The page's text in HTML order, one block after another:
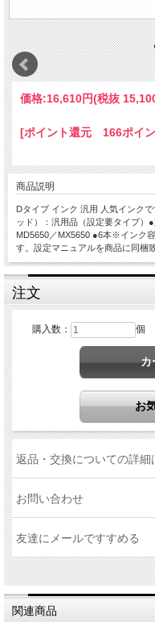
価格:16,610円(税抜
[ポイント還元 166ポイ
商品説明
Dタイプ インク 汎用 人気インク
ッド）：汎用品（設定要タイプ）
MD5650／MX5650 ●6本※インク
す。設定マニュアルを商品に同梱
注文
購入数： 個
返品・交換についての詳細
お問い合わせ
友達にメールですすめる
関連商品